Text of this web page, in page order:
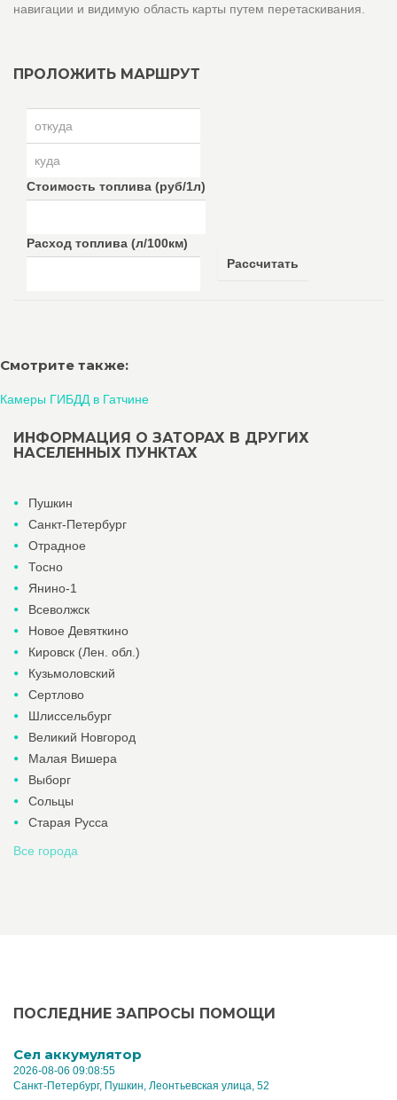
навигации и видимую область карты путем перетаскивания.
ПРОЛОЖИТЬ МАРШРУТ
Стоимость топлива (руб/1л)
Расход топлива (л/100км)
Рассчитать
Смотрите также:
Камеры ГИБДД в Гатчине
ИНФОРМАЦИЯ О ЗАТОРАХ В ДРУГИХ
НАСЕЛЕННЫХ ПУНКТАХ
Пушкин
Санкт-Петербург
Отрадное
Тосно
Янино-1
Всеволжск
Новое Девяткино
Кировск (Лен. обл.)
Кузьмоловский
Сертлово
Шлиссельбург
Великий Новгород
Малая Вишера
Выборг
Сольцы
Старая Русса
Все города
ПОСЛЕДНИЕ ЗАПРОСЫ ПОМОЩИ
Cел аккумулятор
2026-08-06 09:08:55
Санкт-Петербург, Пушкин, Леонтьевская улица, 52